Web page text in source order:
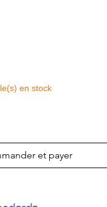
en stock
et payer